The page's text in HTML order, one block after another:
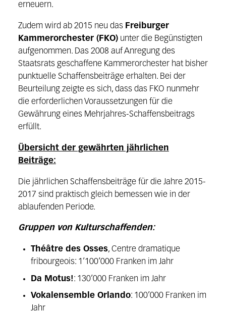
erneuern.
Zudem wird ab 2015 neu das Freiburger
Kammerorchester (FKO)unter die Begünstigten
aufgenommen. Das 2008 auf Anregung des
Staatsrats geschaffene Kammerorchester hat bisher
punktuelle Schaffensbeiträge erhalten. Bei der
Beurteilung zeigte es sich, dass das FKO nunmehr
die erforderlichen Voraussetzungen für die
Gewährung eines Mehrjahres-Schaffensbeitrags
erfüllt.
Übersicht der gewährten jährlichen
Beiträge:
Die jährlichen Schaffensbeiträge für die Jahre 2015-
2017 sind praktisch gleich bemessen wie in der
ablaufenden Periode.
Gruppen von Kulturschaffenden:
Théâtre des Osses, Centre dramatique
fribourgeois: 1’100’000 Franken im Jahr
Da Motus!: 130’000 Franken im Jahr
Vokalensemble Orlando: 100’000 Franken im
Jahr